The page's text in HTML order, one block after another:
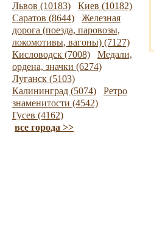
Львов (10183)
Киев (10182)
Саратов (8644)
Железная
дорога (поезда, паровозы,
локомотивы, вагоны) (7127)
Кисловодск (7008)
Медали,
ордена, значки (6274)
Луганск (5103)
Калининград (5074)
Ретро
знаменитости (4542)
Гусев (4162)
все города >>